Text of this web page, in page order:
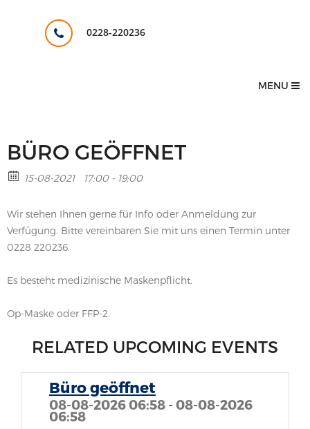
0228-220236
MENU
BÜRO GEÖFFNET
15-08-2021 17:00 - 19:00
Wir stehen Ihnen gerne für Info oder Anmeldung zur
Verfügung. Bitte vereinbaren Sie mit uns einen Termin unter
0228 220236.
Es besteht medizinische Maskenpflicht.
Op-Maske oder FFP-2.
RELATED UPCOMING EVENTS
Büro geöffnet
08-08-2026 06:58 - 08-08-2026
06:58